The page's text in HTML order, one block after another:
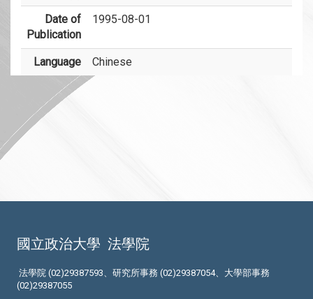
Date of
Publication
1995-08-01
Language Chinese
國立政治大學 法學院
法學院 (02)29387593、研究所事務 (02)29387054、大學部事務
(02)29387055